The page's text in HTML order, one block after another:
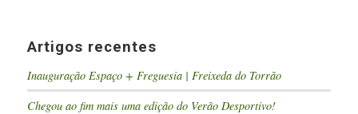
Artigos recentes
Inauguração Espaço + Freguesia | Freixeda do Torrão
Chegou ao fim mais uma edição do Verão Desportivo!